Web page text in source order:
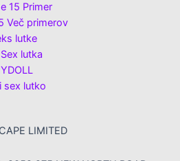
15 Primer
Več primerov
lutke
lutka
sex lutko
LIMITED